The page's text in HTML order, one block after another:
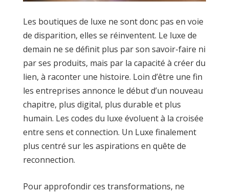
Les boutiques de luxe ne sont donc pas en voie
de disparition, elles se réinventent. Le luxe de
demain ne se définit plus par son savoir-faire ni
par ses produits, mais par la capacité à créer du
lien, à raconter une histoire. Loin d’être une fin
les entreprises annonce le début d’un nouveau
chapitre, plus digital, plus durable et plus
humain. Les codes du luxe évoluent à la croisée
entre sens et connection. Un Luxe finalement
plus centré sur les aspirations en quête de
reconnection.
Pour approfondir ces transformations, ne